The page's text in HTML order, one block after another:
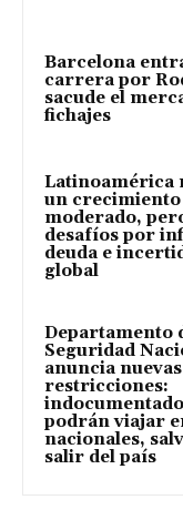
Barcelona
carrera por
sacude el
fichajes
Latinoamérica
un crecimiento
moderado,
desafíos por
deuda e
global
Departamento
Seguridad
anuncia nuevas
restricciones:
podrán viajar
nacionales,
salir del país